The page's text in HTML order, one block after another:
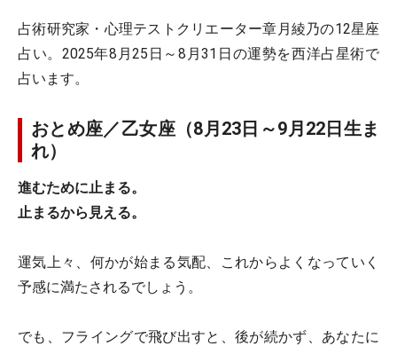
​​​​​​​占術研究家・心理テストクリエーター章月綾乃の12星座
占い。2025年8月25日～8月31日の運勢を西洋占星術で
占います。
おとめ座／乙女座（8月23日～9月22日生ま
れ）
進むために止まる。
止まるから見える。
運気上々、何かが始まる気配、これからよくなっていく
予感に満たされるでしょう。
でも、フライングで飛び出すと、後が続かず、あなたに